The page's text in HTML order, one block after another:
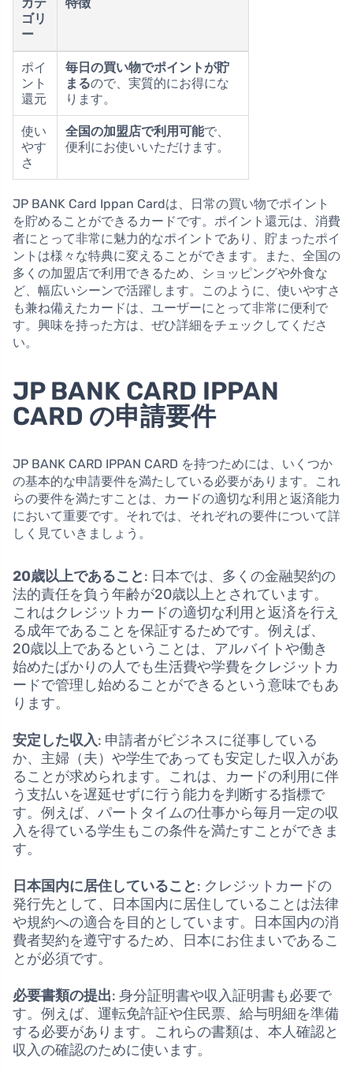
カテ
ゴリ
ー
特徴
ポイ
ント
還元
毎日の買い物でポイントが貯
まるので、実質的にお得にな
ります。
使い
やす
さ
全国の加盟店で利用可能で、
便利にお使いいただけます。
JP BANK Card Ippan Cardは、日常の買い物でポイント
を貯めることができるカードです。ポイント還元は、消費
者にとって非常に魅力的なポイントであり、貯まったポイ
ントは様々な特典に変えることができます。また、全国の
多くの加盟店で利用できるため、ショッピングや外食な
ど、幅広いシーンで活躍します。このように、使いやすさ
も兼ね備えたカードは、ユーザーにとって非常に便利で
す。興味を持った方は、ぜひ詳細をチェックしてくださ
い。
JP BANK CARD IPPAN
CARD の申請要件
JP BANK CARD IPPAN CARD を持つためには、いくつか
の基本的な申請要件を満たしている必要があります。これ
らの要件を満たすことは、カードの適切な利用と返済能力
において重要です。それでは、それぞれの要件について詳
しく見ていきましょう。
20歳以上であること: 日本では、多くの金融契約の
法的責任を負う年齢が20歳以上とされています。
これはクレジットカードの適切な利用と返済を行え
る成年であることを保証するためです。例えば、
20歳以上であるということは、アルバイトや働き
始めたばかりの人でも生活費や学費をクレジットカ
ードで管理し始めることができるという意味でもあ
ります。
安定した収入: 申請者がビジネスに従事している
か、主婦（夫）や学生であっても安定した収入があ
ることが求められます。これは、カードの利用に伴
う支払いを遅延せずに行う能力を判断する指標で
す。例えば、パートタイムの仕事から毎月一定の収
入を得ている学生もこの条件を満たすことができま
す。
日本国内に居住していること: クレジットカードの
発行先として、日本国内に居住していることは法律
や規約への適合を目的としています。日本国内の消
費者契約を遵守するため、日本にお住まいであるこ
とが必須です。
必要書類の提出: 身分証明書や収入証明書も必要で
す。例えば、運転免許証や住民票、給与明細を準備
する必要があります。これらの書類は、本人確認と
収入の確認のために使います。